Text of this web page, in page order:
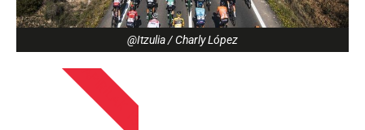
@Itzulia / Charly López
APIRILAK 13